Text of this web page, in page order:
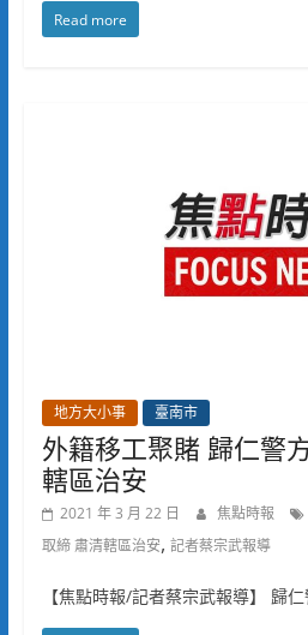
Read more
地方大小事 臺南市
外籍移工聚賭 歸仁警
轄區治安
2021 年 3 月 22 日 焦點時報
取締 肅清轄區治安, 記者蔡宗武報導
【焦點時報/記者蔡宗武報導】 歸